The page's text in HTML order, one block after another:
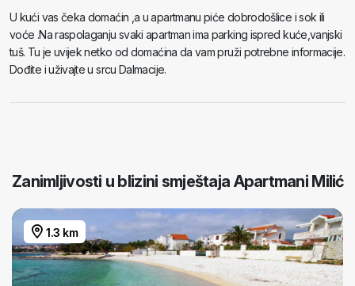
U kući vas čeka domaćin ,a u apartmanu piće dobrodošlice i sok ili
voće .Na raspolaganju svaki apartman ima parking ispred kuće,vanjski
tuš. Tu je uvijek netko od domaćina da vam pruži potrebne informacije.
Dođite i uživajte u srcu Dalmacije.
Zanimljivosti u blizini smještaja Apartmani Milić
1.3 km